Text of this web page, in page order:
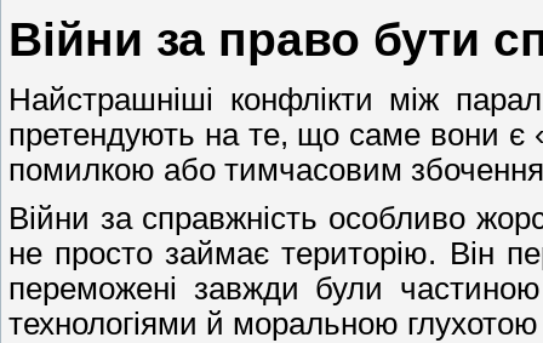
Війни за право бути
Найстрашніші конфлікти між
претендують на те, що саме вони є
помилкою або тимчасовим
Війни за справжність особливо
не просто займає територію. Він
переможені завжди були
технологіями й моральною